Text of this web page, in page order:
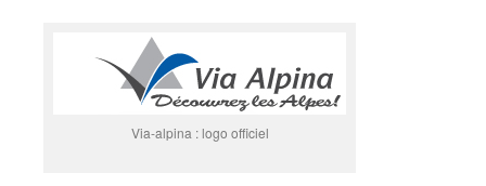
Via-alpina : logo officiel